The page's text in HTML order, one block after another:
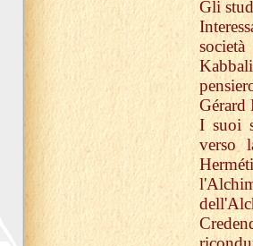
Gli
Gérard
I suoi
verso